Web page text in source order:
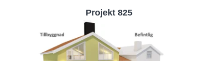
Projekt 825